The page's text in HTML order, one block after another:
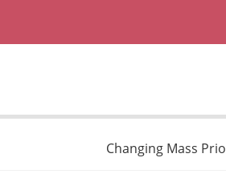
Changing Mass